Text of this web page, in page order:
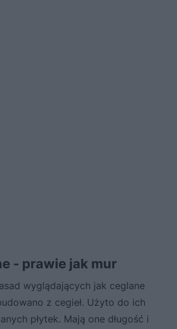
- prawie jak mur
wyglądających jak ceglane
z cegieł. Użyto do ich
płytek. Mają one długość i